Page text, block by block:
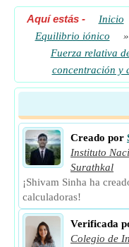
Aquí estás- Inicio
Equilibrio iónico
»
Fuerza relativa
concentración y
Creado por
Instituto
Surathkal
¡Shivam Sinha ha
calculadoras!
Verificada
Colegio de